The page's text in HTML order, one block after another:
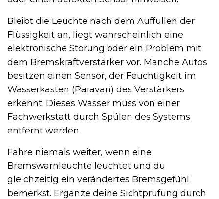
Bleibt die Leuchte nach dem Auffüllen der
Flüssigkeit an, liegt wahrscheinlich eine
elektronische Störung oder ein Problem mit
dem Bremskraftverstärker vor. Manche Autos
besitzen einen Sensor, der Feuchtigkeit im
Wasserkasten (Paravan) des Verstärkers
erkennt. Dieses Wasser muss von einer
Fachwerkstatt durch Spülen des Systems
entfernt werden.
Fahre niemals weiter, wenn eine
Bremswarnleuchte leuchtet und du
gleichzeitig ein verändertes Bremsgefühl
bemerkst. Ergänze deine Sichtprüfung durch